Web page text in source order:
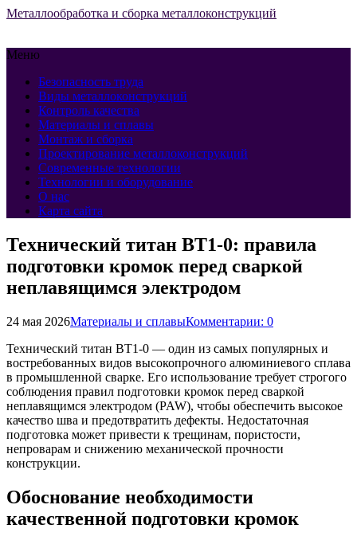
Металлообработка и сборка металлоконструкций
Меню
Безопасность труда
Виды металлоконструкций
Контроль качества
Материалы и сплавы
Монтаж и сборка
Проектирование металлоконструкций
Современные технологии
Технологии и оборудование
О нас
Карта сайта
Технический титан ВТ1-0: правила
подготовки кромок перед сваркой
неплавящимся электродом
24 мая 2026Материалы и сплавыКомментарии: 0
Технический титан ВТ1-0 — один из самых популярных и
востребованных видов высокопрочного алюминиевого сплава
в промышленной сварке. Его использование требует строгого
соблюдения правил подготовки кромок перед сваркой
неплавящимся электродом (PAW), чтобы обеспечить высокое
качество шва и предотвратить дефекты. Недостаточная
подготовка может привести к трещинам, пористости,
непроварам и снижению механической прочности
конструкции.
Обоснование необходимости
качественной подготовки кромок